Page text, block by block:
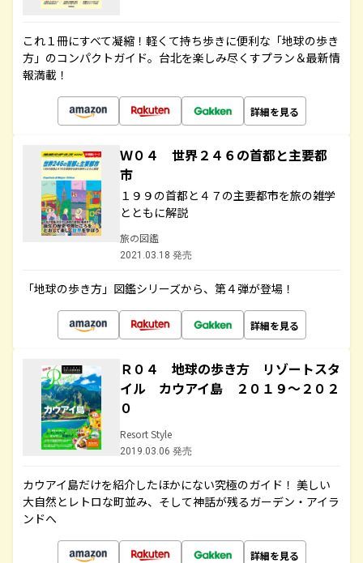
これ１冊にすべて凝縮！軽くて持ち歩きに便利な「地球の歩き
方」のコンパクトガイド。台北を楽しみ尽くすプラン＆最新情
報満載！
詳細を見る
Ｗ０４ 世界２４６の首都と主要都
市
１９９の首都と４７の主要都市を旅の雑学
とともに解説
旅の図鑑
2021.03.18 発売
「地球の歩き方」図鑑シリーズから、第４弾が登場！
詳細を見る
Ｒ０４ 地球の歩き方 リゾートスタ
イル カウアイ島 ２０１９～２０２
０
Resort Style
2019.03.06 発売
カウアイ島だけを紹介したほかにない究極のガイド！ 美しい
大自然とレトロな町並み、そして神話が残るガーデン・アイラ
ンドへ
詳細を見る